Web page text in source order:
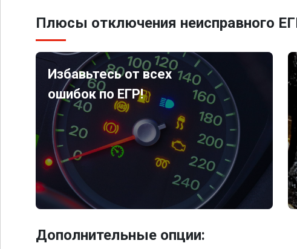
Плюсы отключения неисправного
Избавьтесь от всех
ошибок по ЕГР!
Дополнительные опции: